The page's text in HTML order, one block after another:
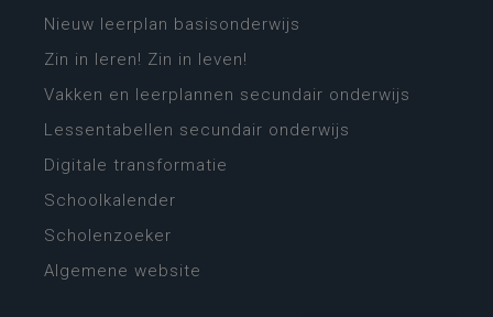
Nieuw leerplan basisonderwijs
Zin in leren! Zin in leven!
Vakken en leerplannen secundair onderwijs
Lessentabellen secundair onderwijs
Digitale transformatie
Schoolkalender
Scholenzoeker
Algemene website